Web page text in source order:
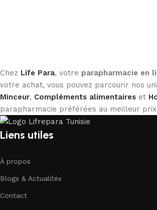
Chez Life Para, votre parapharmacie en
votre achat, vous pouvez parcourir nos
Minceur, Compléments alimentaires et
parapharmacie préférées au meilleur
Liens utiles
À propos
Blogs & Actualités
Contact